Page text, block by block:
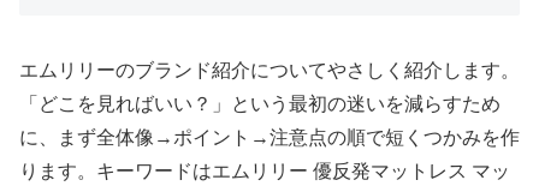
エムリリーのブランド紹介についてやさしく紹介します。
「どこを見ればいい？」という最初の迷いを減らすため
に、まず全体像→ポイント→注意点の順で短くつかみを作
ります。キーワードはエムリリー 優反発マットレス マッ